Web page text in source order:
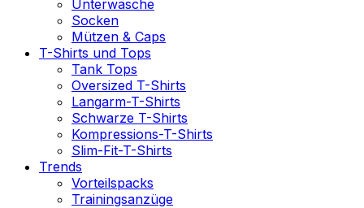
Unterwäsche
Socken
Mützen & Caps
T-Shirts und Tops
Tank Tops
Oversized T-Shirts
Langarm-T-Shirts
Schwarze T-Shirts
Kompressions-T-Shirts
Slim-Fit-T-Shirts
Trends
Vorteilspacks
Trainingsanzüge